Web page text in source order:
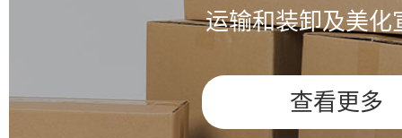
运输和装卸及美化
查看更多